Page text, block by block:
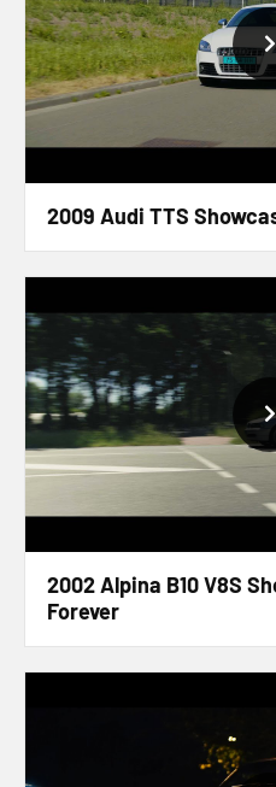
2009 Audi TTS
2002 Alpina B10 V8S
Forever